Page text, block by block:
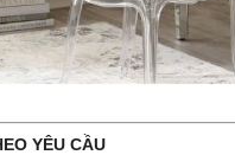
YÊU CẦU